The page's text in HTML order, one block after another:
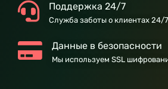
Поддержка 24/7
Служба заботы о клиентах 24/7
Данные в безопасности
Мы используем SSL